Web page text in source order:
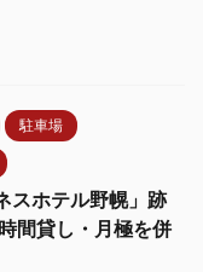
駐車場
スホテル野幌」跡
間貸し・月極を併